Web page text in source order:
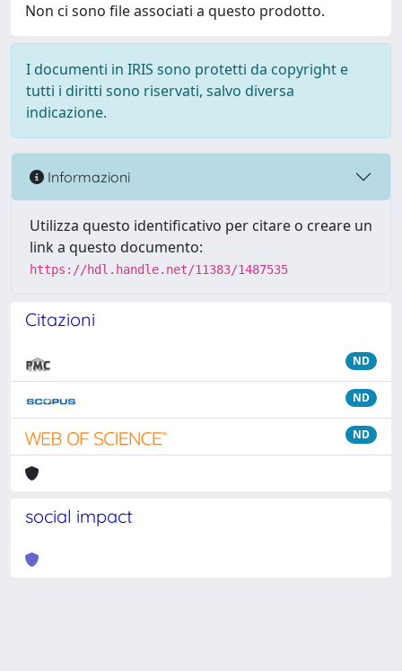
Non ci sono file associati a questo prodotto.
I documenti in IRIS sono protetti da copyright e
tutti i diritti sono riservati, salvo diversa
indicazione.
Informazioni
Utilizza questo identificativo per citare o creare un
link a questo documento:
https://hdl.handle.net/11383/1487535
Citazioni
ND
ND
ND
social impact